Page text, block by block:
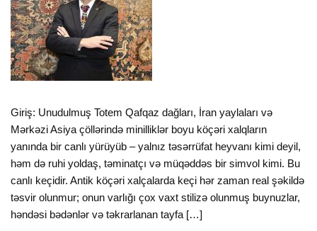
Giriş: Unudulmuş Totem Qafqaz dağları, İran yaylaları və
Mərkəzi Asiya çöllərində minilliklər boyu köçəri xalqların
yanında bir canlı yürüyüb – yalnız təsərrüfat heyvanı kimi deyil,
həm də ruhi yoldaş, təminatçı və müqəddəs bir simvol kimi. Bu
canlı keçidir. Antik köçəri xalçalarda keçi hər zaman real şəkildə
təsvir olunmur; onun varlığı çox vaxt stilizə olunmuş buynuzlar,
həndəsi bədənlər və təkrarlanan tayfa […]